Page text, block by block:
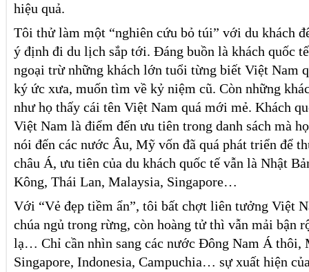
hiệu quả.
Tôi thử làm một “nghiên cứu bỏ túi” với du khách
ý định đi du lịch sắp tới. Đáng buồn là khách quốc
ngoại trừ những khách lớn tuổi từng biết Việt Nam
ký ức xưa, muốn tìm về kỷ niệm cũ. Còn những
như họ thấy cái tên Việt Nam quá mới mẻ. Khách
Việt Nam là điểm đến ưu tiên trong danh sách mà
nói đến các nước Âu, Mỹ vốn đã quá phát triển để
châu Á, ưu tiên của du khách quốc tế vẫn là Nhật
Kông, Thái Lan, Malaysia, Singapore…
Với “Vẻ đẹp tiềm ẩn”, tôi bất chợt liên tưởng Việt
chúa ngủ trong rừng, còn hoàng tử thì vẫn mải bận
lạ… Chỉ cần nhìn sang các nước Đông Nam Á thôi,
Singapore, Indonesia, Campuchia… sự xuất hiện